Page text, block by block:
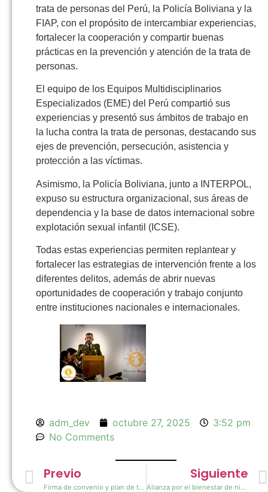
trata de personas del Perú, la Policía Boliviana y la
FIAP, con el propósito de intercambiar experiencias,
fortalecer la cooperación y compartir buenas
prácticas en la prevención y atención de la trata de
personas.
El equipo de los Equipos Multidisciplinarios
Especializados (EME) del Perú compartió sus
experiencias y presentó sus ámbitos de trabajo en
la lucha contra la trata de personas, destacando sus
ejes de prevención, persecución, asistencia y
protección a las víctimas.
Asimismo, la Policía Boliviana, junto a INTERPOL,
expuso su estructura organizacional, sus áreas de
dependencia y la base de datos internacional sobre
explotación sexual infantil (ICSE).
Todas estas experiencias permiten replantear y
fortalecer las estrategias de intervención frente a los
diferentes delitos, además de abrir nuevas
oportunidades de cooperación y trabajo conjunto
entre instituciones nacionales e internacionales.
adm_dev octubre 27, 2025
3:52 pm
No Comments
Previo
Firma de convenio y plan de trabajo con Adesproc Libertad
Siguiente
Alianza por el bienestar de niñas y adolescentes en el Hogar Trampolín